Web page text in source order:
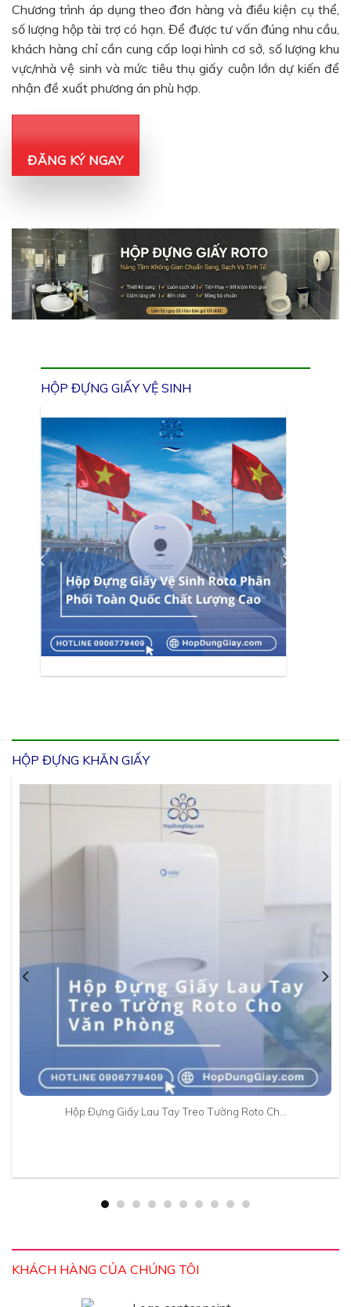
Chương trình áp dụng theo đơn hàng và điều kiện cụ thể,
số lượng hộp tài trợ có hạn. Để được tư vấn đúng nhu cầu,
khách hàng chỉ cần cung cấp loại hình cơ sở, số lượng khu
vực/nhà vệ sinh và mức tiêu thụ giấy cuộn lớn dự kiến để
nhận đề xuất phương án phù hợp.
ĐĂNG KÝ NGAY
HỘP ĐỰNG GIẤY VỆ SINH
HỘP ĐỰNG KHĂN GIẤY
Hộp Đựng Giấy Lau Tay Treo Tường Roto Ch…
KHÁCH HÀNG CỦA CHÚNG TÔI